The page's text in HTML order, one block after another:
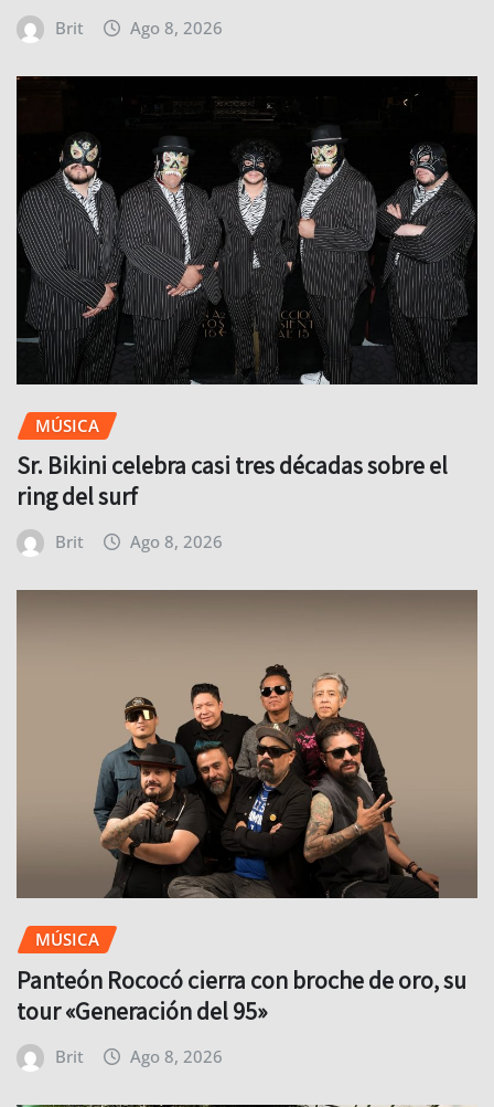
Brit Ago 8, 2026
MÚSICA
Sr. Bikini celebra casi tres décadas sobre el
ring del surf
Brit Ago 8, 2026
MÚSICA
Panteón Rococó cierra con broche de oro, su
tour «Generación del 95»
Brit Ago 8, 2026